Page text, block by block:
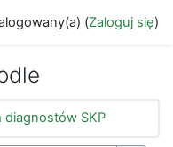
(Zaloguj się)
diagnostów SKP